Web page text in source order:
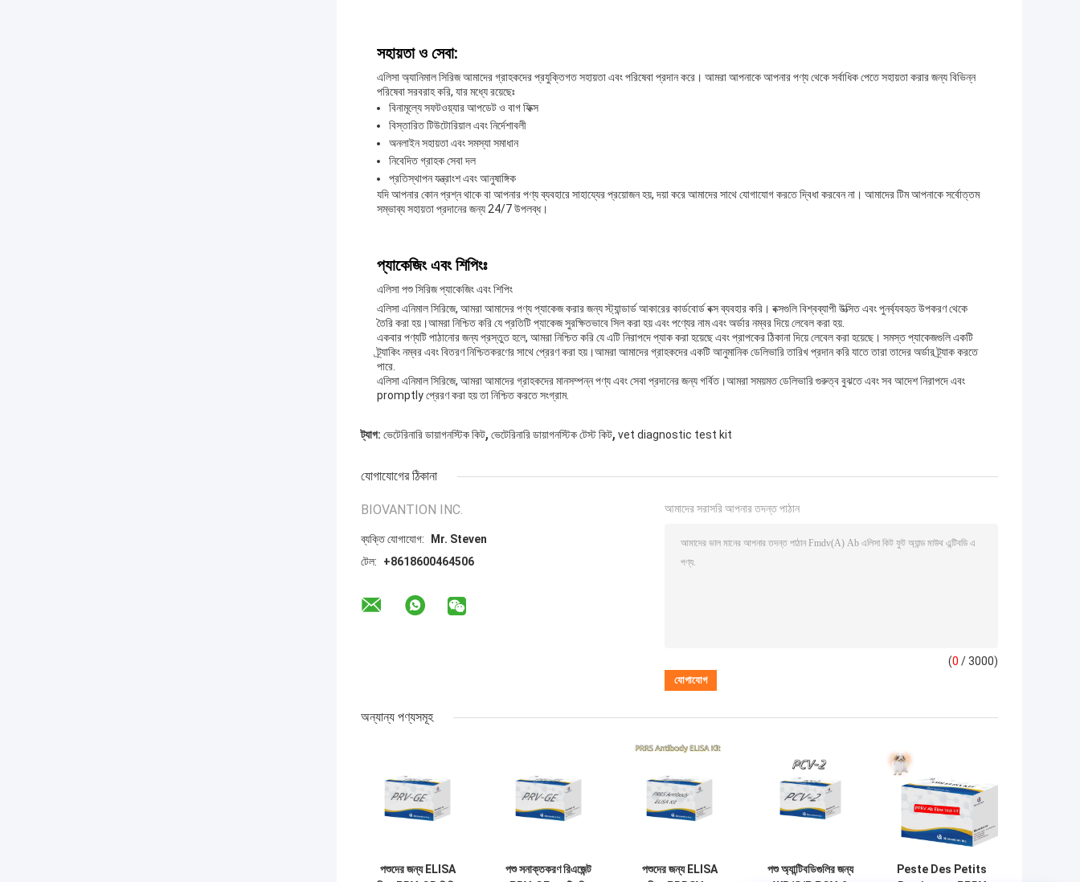
সহায়তা ও সেবা:
এলিসা অ্যানিমাল সিরিজ আমাদের গ্রাহকদের প্রযুক্তিগত সহায়তা এবং পরিষেবা প্রদান করে। আমরা আপনাকে আপনার পণ্য থেকে সর্বাধিক পেতে সহায়তা করার জন্য বিভিন্ন
পরিষেবা সরবরাহ করি, যার মধ্যে রয়েছেঃ
বিনামূল্যে সফটওয়্যার আপডেট ও বাগ ফিক্স
বিস্তারিত টিউটোরিয়াল এবং নির্দেশাবলী
অনলাইন সহায়তা এবং সমস্যা সমাধান
নিবেদিত গ্রাহক সেবা দল
প্রতিস্থাপন যন্ত্রাংশ এবং আনুষাঙ্গিক
যদি আপনার কোন প্রশ্ন থাকে বা আপনার পণ্য ব্যবহারে সাহায্যের প্রয়োজন হয়, দয়া করে আমাদের সাথে যোগাযোগ করতে দ্বিধা করবেন না। আমাদের টিম আপনাকে সর্বোত্তম
সম্ভাব্য সহায়তা প্রদানের জন্য 24/7 উপলব্ধ।
প্যাকেজিং এবং শিপিংঃ
এলিসা পশু সিরিজ প্যাকেজিং এবং শিপিং
এলিসা এনিমাল সিরিজে, আমরা আমাদের পণ্য প্যাকেজ করার জন্য স্ট্যান্ডার্ড আকারের কার্ডবোর্ড বক্স ব্যবহার করি। বক্সগুলি বিশ্বব্যাপী উত্সিত এবং পুনর্ব্যবহৃত উপকরণ থেকে
তৈরি করা হয়।আমরা নিশ্চিত করি যে প্রতিটি প্যাকেজ সুরক্ষিতভাবে সিল করা হয় এবং পণ্যের নাম এবং অর্ডার নম্বর দিয়ে লেবেল করা হয়.
একবার পণ্যটি পাঠানোর জন্য প্রস্তুত হলে, আমরা নিশ্চিত করি যে এটি নিরাপদে প্যাক করা হয়েছে এবং প্রাপকের ঠিকানা দিয়ে লেবেল করা হয়েছে। সমস্ত প্যাকেজগুলি একটি
ট্র্যাকিং নম্বর এবং বিতরণ নিশ্চিতকরণের সাথে প্রেরণ করা হয়।আমরা আমাদের গ্রাহকদের একটি আনুমানিক ডেলিভারি তারিখ প্রদান করি যাতে তারা তাদের অর্ডার ট্র্যাক করতে
পারে.
এলিসা এনিমাল সিরিজে, আমরা আমাদের গ্রাহকদের মানসম্পন্ন পণ্য এবং সেবা প্রদানের জন্য গর্বিত।আমরা সময়মত ডেলিভারি গুরুত্ব বুঝতে এবং সব আদেশ নিরাপদে এবং
promptly প্রেরণ করা হয় তা নিশ্চিত করতে সংগ্রাম.
ট্যাগ: ভেটেরিনারি ডায়াগনস্টিক কিট, ভেটেরিনারি ডায়াগনস্টিক টেস্ট কিট, vet diagnostic test kit
যোগাযোগের ঠিকানা
BIOVANTION INC.
ব্যক্তি যোগাযোগ:
Mr. Steven
টেল:
+8618600464506
আমাদের সরাসরি আপনার তদন্ত পাঠান
(0 / 3000)
অন্যান্য পণ্যসমূহ
পশুদের জন্য ELISA
পশু সনাক্তকরণ রিএজেন্ট
পশুদের জন্য ELISA
পশু অ্যান্টিবডিগুলির জন্য
Peste Des Petits